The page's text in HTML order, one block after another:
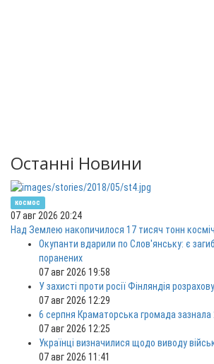
Останні Новини
космос
07 авг 2026 20:24
Над Землею накопичилося 17 тисяч тонн
Окупанти вдарили по Слов'янську: є
поранених
07 авг 2026 19:58
У захисті проти росії Фінляндія
07 авг 2026 12:29
6 серпня Краматорська громада зазнала
07 авг 2026 12:25
Українці визначилися щодо виводу
07 авг 2026 11:41